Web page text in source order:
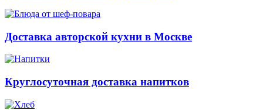
Доставка авторской кухни в Москве
Круглосуточная доставка напитков